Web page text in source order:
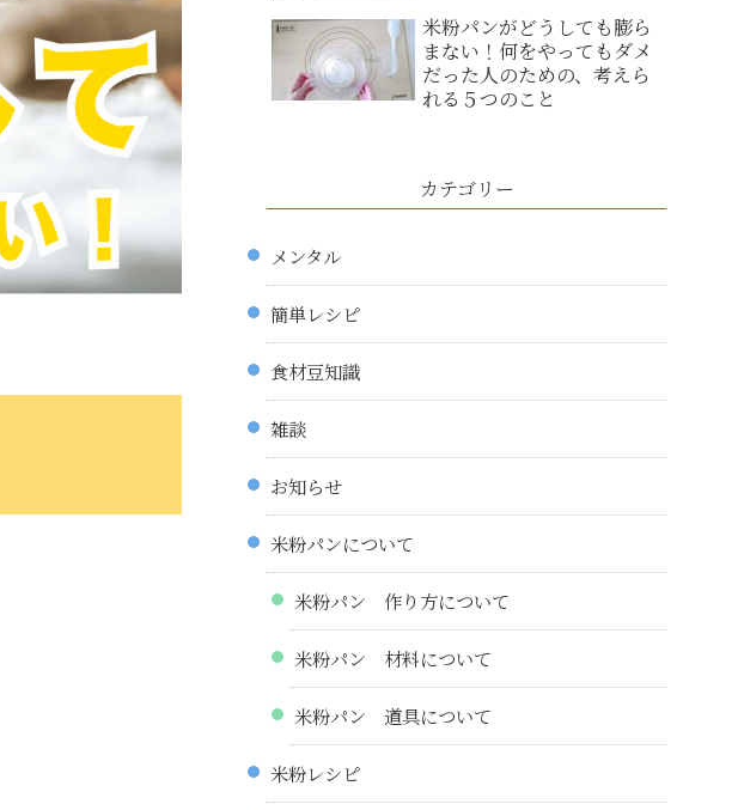
米粉パンがどうしても膨ら
まない！何をやってもダメ
だった人のための、考えら
れる５つのこと
カテゴリー
メンタル
簡単レシピ
食材豆知識
雑談
お知らせ
米粉パンについて
米粉パン 作り方について
米粉パン 材料について
米粉パン 道具について
米粉レシピ